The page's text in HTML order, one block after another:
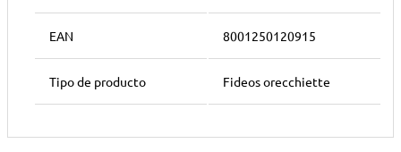
EAN 8001250120915
Tipo de producto Fideos orecchiette